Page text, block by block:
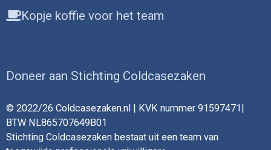
Kopje koffie voor het team
Doneer aan Stichting Coldcasezaken
© 2022/26 Coldcasezaken.nl | KVK nummer 91597471|
BTW NL865707649B01
Stichting Coldcasezaken bestaat uit een team van